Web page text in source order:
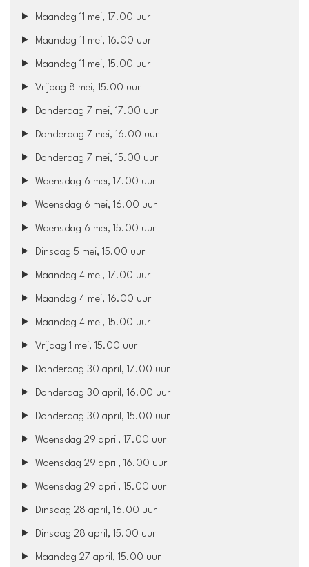
Maandag 11 mei, 17.00 uur
Maandag 11 mei, 16.00 uur
Maandag 11 mei, 15.00 uur
Vrijdag 8 mei, 15.00 uur
Donderdag 7 mei, 17.00 uur
Donderdag 7 mei, 16.00 uur
Donderdag 7 mei, 15.00 uur
Woensdag 6 mei, 17.00 uur
Woensdag 6 mei, 16.00 uur
Woensdag 6 mei, 15.00 uur
Dinsdag 5 mei, 15.00 uur
Maandag 4 mei, 17.00 uur
Maandag 4 mei, 16.00 uur
Maandag 4 mei, 15.00 uur
Vrijdag 1 mei, 15.00 uur
Donderdag 30 april, 17.00 uur
Donderdag 30 april, 16.00 uur
Donderdag 30 april, 15.00 uur
Woensdag 29 april, 17.00 uur
Woensdag 29 april, 16.00 uur
Woensdag 29 april, 15.00 uur
Dinsdag 28 april, 16.00 uur
Dinsdag 28 april, 15.00 uur
Maandag 27 april, 15.00 uur